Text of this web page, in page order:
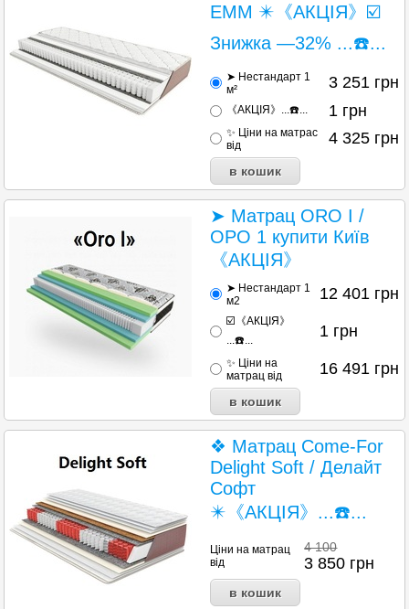
EMM ✴️《АКЦІЯ》☑️
Знижка —32% ...☎️...
➤ Нестандарт 1
м²
3 251 грн
《АКЦІЯ》...☎️... 1 грн
✨ Ціни на матраc
від
4 325 грн
➤ Матрац ORO I /
ОРО 1 купити Київ
《АКЦІЯ》
➤ Нестандарт 1
м2
12 401 грн
☑️《АКЦІЯ》
...☎️...
1 грн
✨ Ціни на
матрац від
16 491 грн
❖ Матрац Come-For
Delight Soft / Делайт
Софт
✴️《АКЦІЯ》...☎️...
Ціни на матрац
від
4 100
3 850 грн